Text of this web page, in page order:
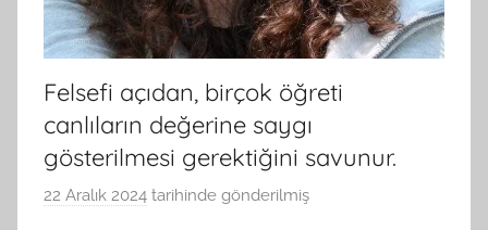
Felsefi açıdan, birçok öğreti
canlıların değerine saygı
gösterilmesi gerektiğini savunur.
22 Aralık 2024 tarihinde gönderilmiş